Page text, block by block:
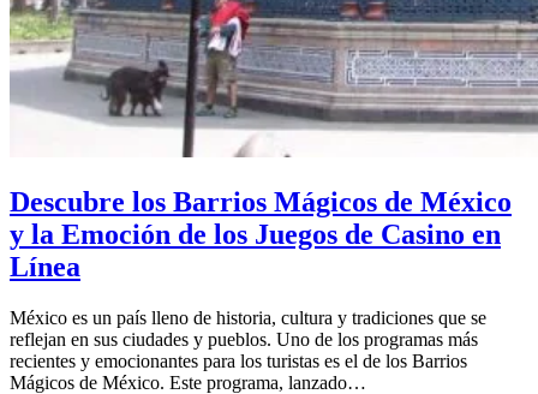
Descubre los Barrios Mágicos de México
y la Emoción de los Juegos de Casino en
Línea
México es un país lleno de historia, cultura y tradiciones que se
reflejan en sus ciudades y pueblos. Uno de los programas más
recientes y emocionantes para los turistas es el de los Barrios
Mágicos de México. Este programa, lanzado…